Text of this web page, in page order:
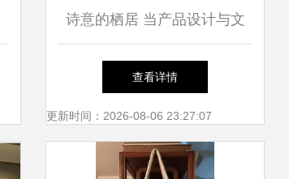
诗意的栖居 当产品设计与文
艺创作共舞
查看详情
更新时间：2026-08-06 23:27:07